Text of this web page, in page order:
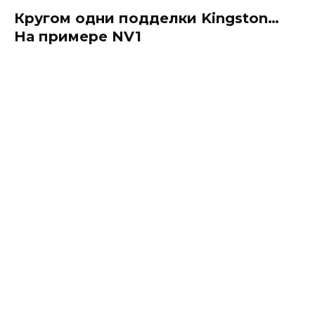
Кругом одни подделки Kingston…
На примере NV1